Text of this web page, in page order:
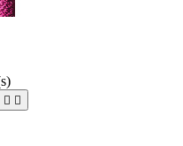
 